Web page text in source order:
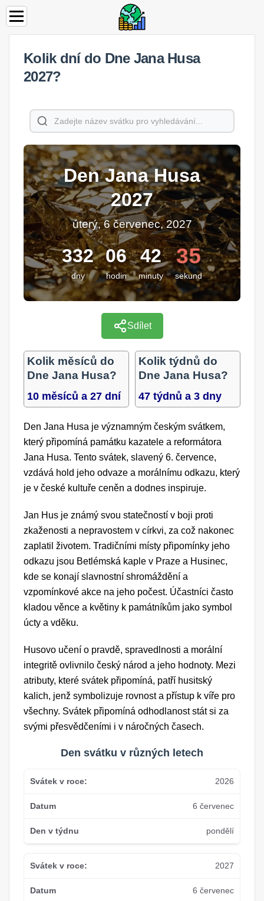
Kolik dní do Dne Jana Husa
2027?
Den Jana Husa
2027
úterý, 6 červenec, 2027
332
dny
06
hodin
42
minuty
35
sekund
Sdílet
Kolik měsíců do
Dne Jana Husa?
10 měsíců a 27 dní
Kolik týdnů do
Dne Jana Husa?
47 týdnů a 3 dny
Den Jana Husa je významným českým svátkem,
který připomíná památku kazatele a reformátora
Jana Husa. Tento svátek, slavený 6. července,
vzdává hold jeho odvaze a morálnímu odkazu, který
je v české kultuře ceněn a dodnes inspiruje.
Jan Hus je známý svou statečností v boji proti
zkaženosti a nepravostem v církvi, za což nakonec
zaplatil životem. Tradičními místy připomínky jeho
odkazu jsou Betlémská kaple v Praze a Husinec,
kde se konají slavnostní shromáždění a
vzpomínkové akce na jeho počest. Účastníci často
kladou věnce a květiny k památníkům jako symbol
úcty a vděku.
Husovo učení o pravdě, spravedlnosti a morální
integritě ovlivnilo český národ a jeho hodnoty. Mezi
atributy, které svátek připomíná, patří husitský
kalich, jenž symbolizuje rovnost a přístup k víře pro
všechny. Svátek připomíná odhodlanost stát si za
svými přesvědčeními i v náročných časech.
Den svátku v různých letech
2026
6 červenec
pondělí
2027
6 červenec